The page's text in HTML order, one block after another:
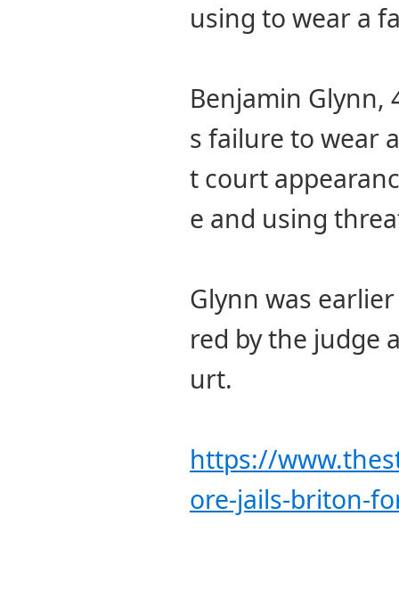
using to wear a
e and using
urt.
ore-jails-briton-